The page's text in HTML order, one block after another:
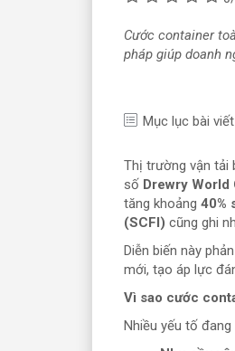
Cước container
pháp giúp doanh
Mục lục bài viết
Thị trường vận tải
số Drewry World
tăng khoảng 40%
(SCFI) cũng ghi
Diễn biến này
mới, tạo áp lực
Vì sao cước
Nhiều yếu tố